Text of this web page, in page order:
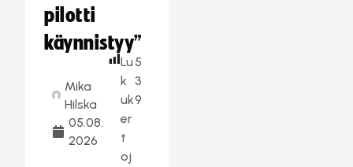
pilotti
käynnistyy”
Mika
Hilska
05.08.
2026
Lu
k
uk
er
t
oj
5
3
9